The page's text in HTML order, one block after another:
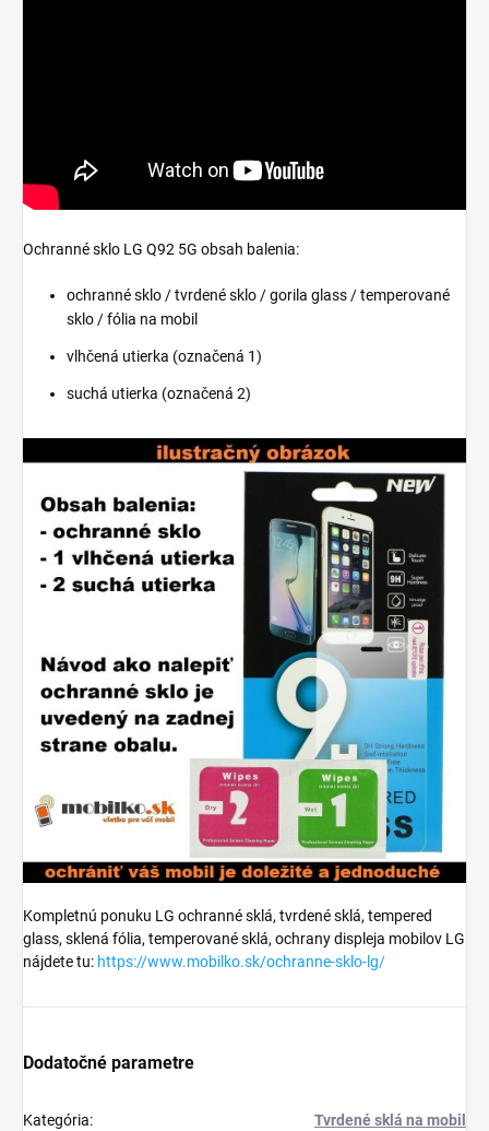
Ochranné sklo LG Q92 5G obsah balenia:
ochranné sklo / tvrdené sklo / gorila glass / temperované
sklo / fólia na mobil
vlhčená utierka (označená 1)
suchá utierka (označená 2)
Kompletnú ponuku LG ochranné sklá, tvrdené sklá, tempered
glass, sklená fólia, temperované sklá, ochrany displeja mobilov LG
nájdete tu: https://www.mobilko.sk/ochranne-sklo-lg/
Dodatočné parametre
Kategória: Tvrdené sklá na mobil